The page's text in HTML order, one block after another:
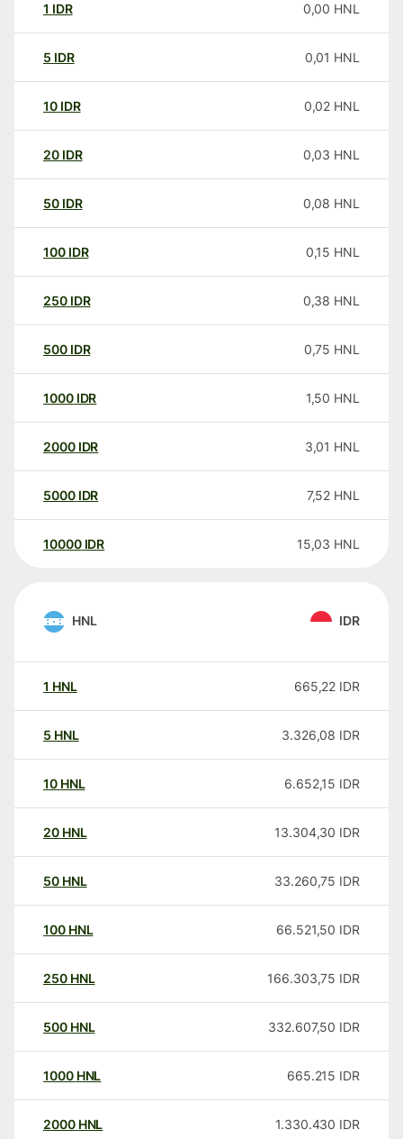
1 IDR 0,00 HNL
5 IDR 0,01 HNL
10 IDR 0,02 HNL
20 IDR 0,03 HNL
50 IDR 0,08 HNL
100 IDR 0,15 HNL
250 IDR 0,38 HNL
500 IDR 0,75 HNL
1000 IDR 1,50 HNL
2000 IDR 3,01 HNL
5000 IDR 7,52 HNL
10000 IDR 15,03 HNL
HNL IDR
1 HNL 665,22 IDR
5 HNL 3.326,08 IDR
10 HNL 6.652,15 IDR
20 HNL 13.304,30 IDR
50 HNL 33.260,75 IDR
100 HNL 66.521,50 IDR
250 HNL 166.303,75 IDR
500 HNL 332.607,50 IDR
1000 HNL 665.215 IDR
2000 HNL 1.330.430 IDR